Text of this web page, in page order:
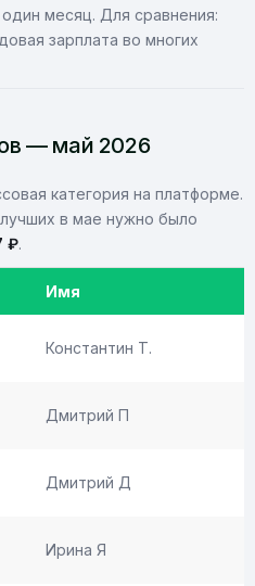
один месяц. Для сравнения:
зарплата во многих
— май 2026
категория на платформе.
в мае нужно было
₽.
Имя
Константин Т.
Дмитрий П
Дмитрий Д
Ирина Я